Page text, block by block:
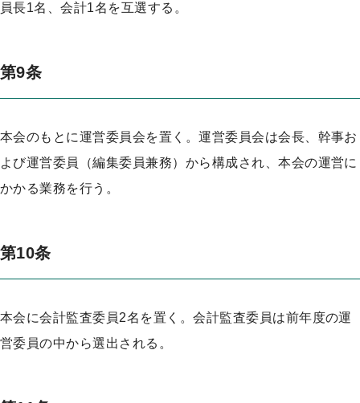
員長1名、会計1名を互選する。
第9条
本会のもとに運営委員会を置く。運営委員会は会長、幹事お
よび運営委員（編集委員兼務）から構成され、本会の運営に
かかる業務を行う。
第10条
本会に会計監査委員2名を置く。会計監査委員は前年度の運
営委員の中から選出される。